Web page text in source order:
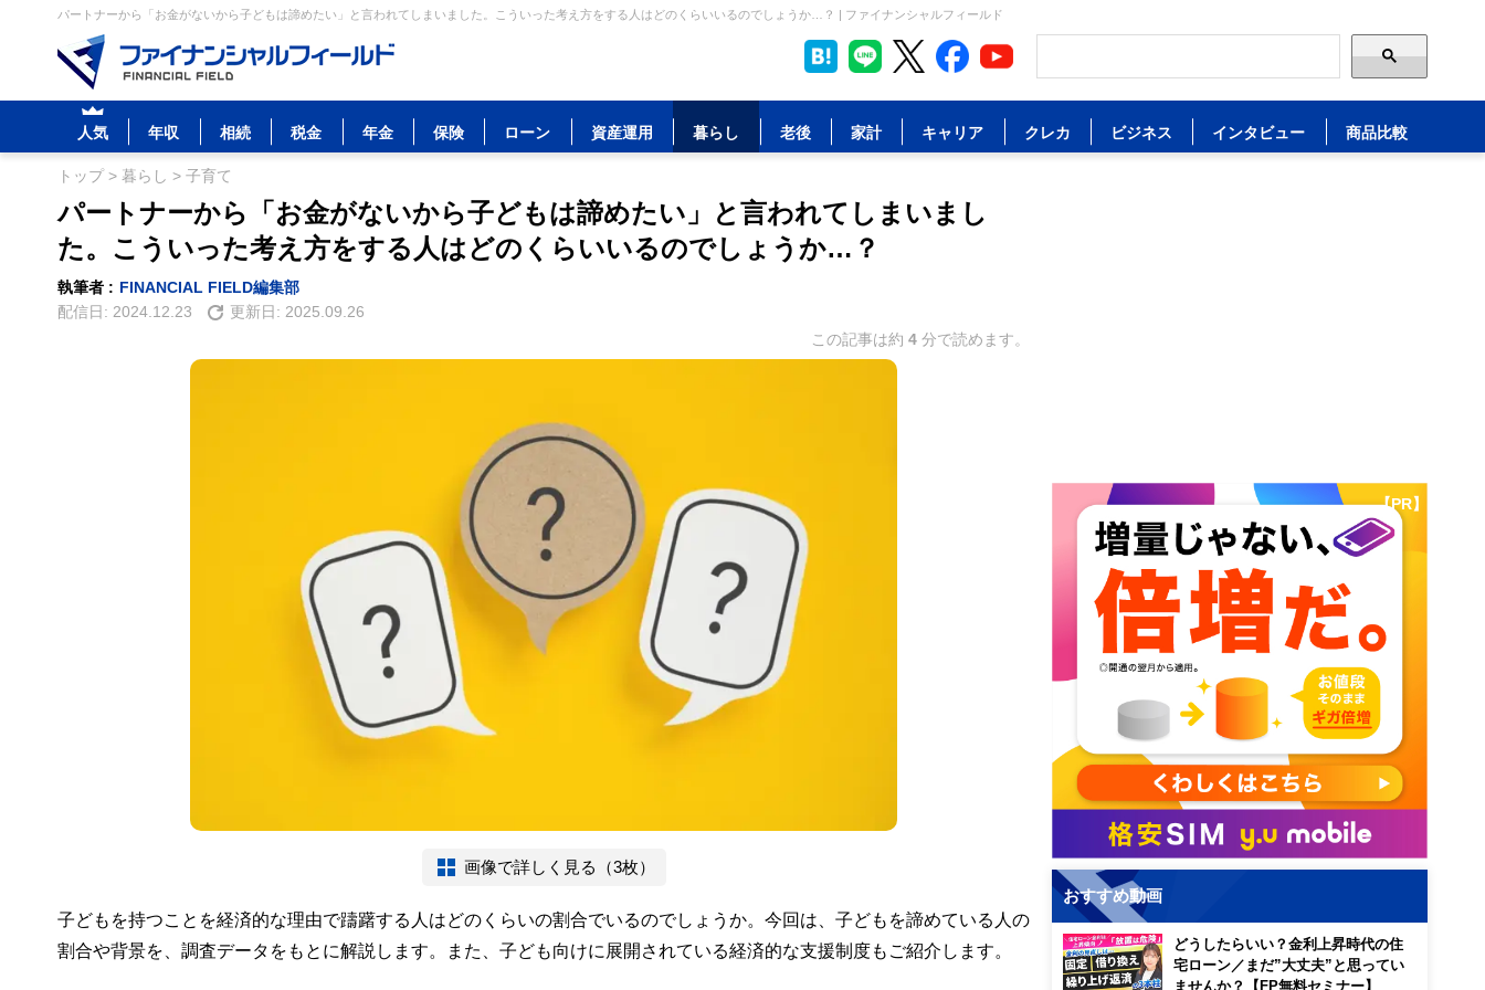
パートナーから「お金がないから子どもは諦めたい」と言われてしまいました。こういった考え方をする人はどのくらいいるのでしょうか…？ | ファイナンシャルフィールド
人気 年収 相続 税金 年金 保険 ローン 資産運用 暮らし 老後 家計 キャリア クレカ ビジネス インタビュー 商品比較
トップ> 暮らし > 子育て
パートナーから「お金がないから子どもは諦めたい」と言われてしまいまし
た。こういった考え方をする人はどのくらいいるのでしょうか…？
執筆者 : FINANCIAL FIELD編集部
配信日: 2024.12.23 更新日: 2025.09.26
この記事は約 4 分で読めます。
画像で詳しく見る（3枚）
子どもを持つことを経済的な理由で躊躇する人はどのくらいの割合でいるのでしょうか。今回は、子どもを諦めている人の
割合や背景を、調査データをもとに解説します。また、子ども向けに展開されている経済的な支援制度もご紹介します。
【PR】
おすすめ動画
どうしたらいい？金利上昇時代の住
宅ローン／まだ”大丈夫”と思ってい
ませんか？【FP無料セミナー】